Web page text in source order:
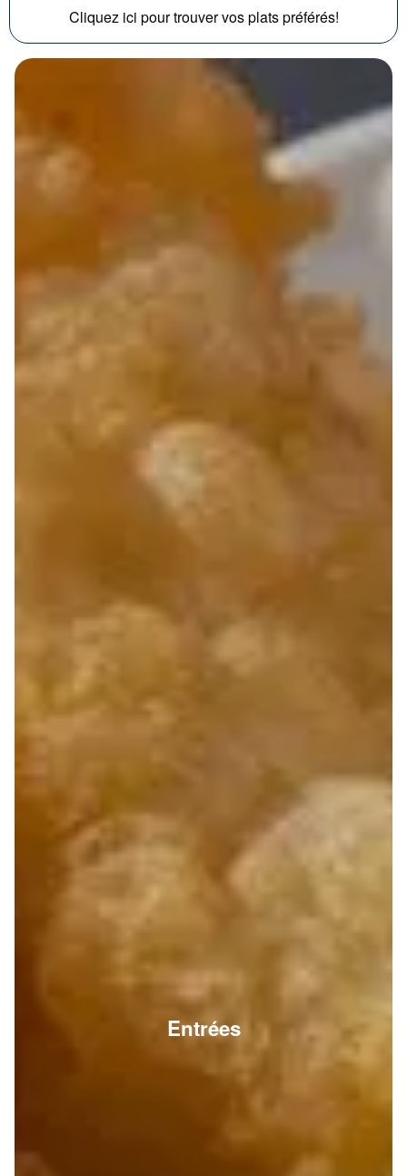
Cliquez ici pour trouver vos plats préférés!
Entrées